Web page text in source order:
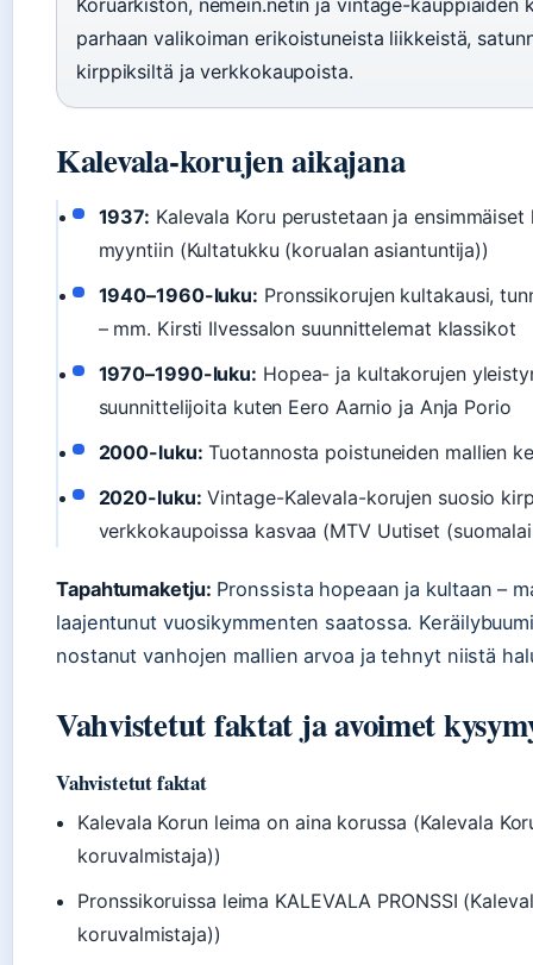
parhaan valikoiman erikoistuneista liikkeistä,
kirppiksiltä ja verkkokaupoista.
Kalevala-korujen aikajana
1937: Kalevala Koru perustetaan ja
myyntiin (Kultatukku (korualan asiantuntija))
1940–1960-luku: Pronssikorujen kultakausi,
– mm. Kirsti Ilvessalon suunnittelemat klassikot
1970–1990-luku: Hopea- ja kultakorujen
suunnittelijoita kuten Eero Aarnio ja Anja Porio
2000-luku: Tuotannosta poistuneiden mallien
2020-luku: Vintage-Kalevala-korujen suosio
verkkokaupoissa kasvaa (MTV Uutiset
Tapahtumaketju: Pronssista hopeaan ja kultaan –
laajentunut vuosikymmenten saatossa.
nostanut vanhojen mallien arvoa ja tehnyt niistä
Vahvistetut faktat ja avoimet
Vahvistetut faktat
Kalevala Korun leima on aina korussa (Kalevala
koruvalmistaja))
Pronssikoruissa leima KALEVALA PRONSSI
koruvalmistaja))